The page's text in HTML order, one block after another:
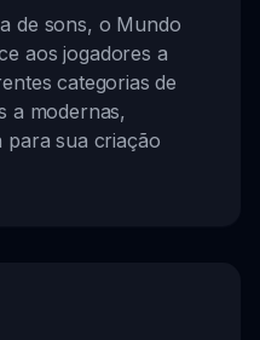
de sons, o Mundo
aos jogadores a
categorias de
a modernas,
para sua criação